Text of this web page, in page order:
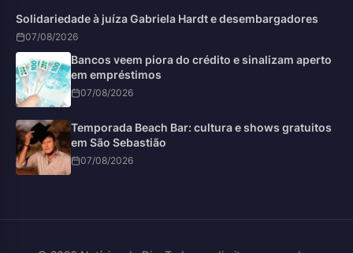
Solidariedade à juíza Gabriela Hardt e desembargadores
07/08/2026
Bancos veem piora do crédito e sinalizam aperto
em empréstimos
07/08/2026
Temporada Beach Bar: cultura e shows gratuitos
em São Sebastião
07/08/2026